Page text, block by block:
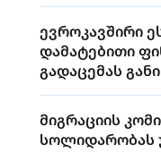
ევროკავშირი
დამატებითი
გადაცემას
მიგრაციის
სოლიდარობას